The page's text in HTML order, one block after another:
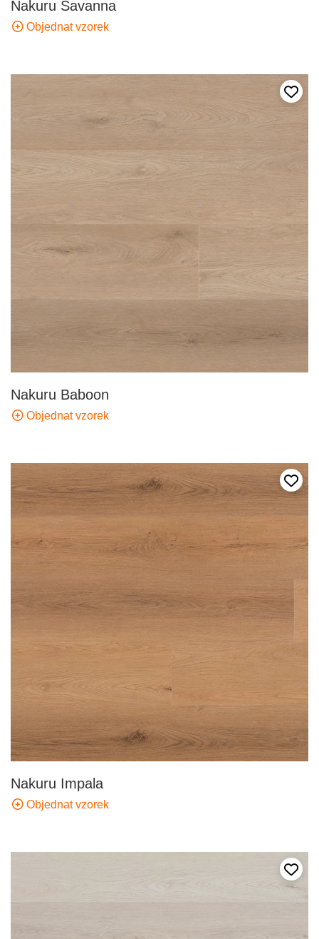
Nakuru Savanna
Objednat vzorek
Nakuru Baboon
Objednat vzorek
Nakuru Impala
Objednat vzorek